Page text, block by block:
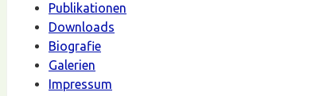
Publikationen
Downloads
Biografie
Galerien
Impressum